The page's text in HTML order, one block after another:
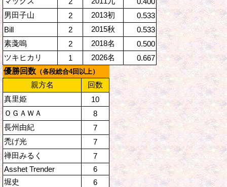
男田子山
2 2013初
0.533
Bill
2 2015秋
0.533
素戔嗚
2 2018名
0.500
ツキヒカリ
1 2026名
0.667
優勝回数 （各段総合4回以上）
親方名
回数
真里姫
10
ＯＧＡＷＡ
8
長州由紀
7
禿げ光
7
禅田みるく
7
Asshet Trender
6
堀史
6